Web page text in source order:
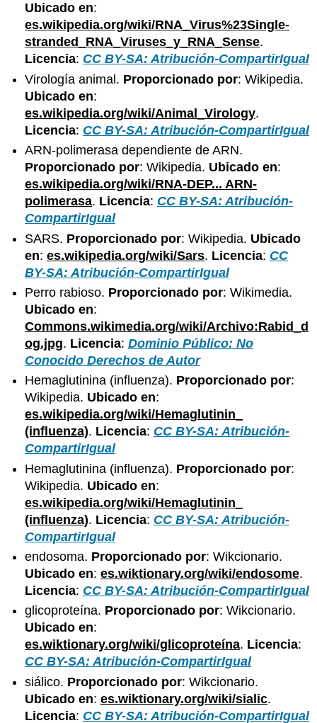
Ubicado en:
es.wikipedia.org/wiki/RNA_Virus%23Single-
stranded_RNA_Viruses_y_RNA_Sense.
Licencia: CC BY-SA: Atribución-CompartirIgual
Virología animal. Proporcionado por: Wikipedia.
Ubicado en:
es.wikipedia.org/wiki/Animal_Virology.
Licencia: CC BY-SA: Atribución-CompartirIgual
ARN-polimerasa dependiente de ARN.
Proporcionado por: Wikipedia. Ubicado en:
es.wikipedia.org/wiki/RNA-DEP... ARN-
polimerasa. Licencia: CC BY-SA: Atribución-
CompartirIgual
SARS. Proporcionado por: Wikipedia. Ubicado
en:es.wikipedia.org/wiki/Sars. Licencia: CC
BY-SA: Atribución-CompartirIgual
Perro rabioso. Proporcionado por: Wikimedia.
Ubicado en:
Commons.wikimedia.org/wiki/Archivo:Rabid_d
og.jpg. Licencia:Dominio Público: No
Conocido Derechos de Autor
Hemaglutinina (influenza). Proporcionado por:
Wikipedia. Ubicado en:
es.wikipedia.org/wiki/Hemaglutinin_
(influenza). Licencia: CC BY-SA: Atribución-
CompartirIgual
Hemaglutinina (influenza). Proporcionado por:
Wikipedia. Ubicado en:
es.wikipedia.org/wiki/Hemaglutinin_
(influenza). Licencia: CC BY-SA: Atribución-
CompartirIgual
endosoma. Proporcionado por: Wikcionario.
Ubicado en:es.wiktionary.org/wiki/endosome.
Licencia: CC BY-SA: Atribución-CompartirIgual
glicoproteína. Proporcionado por: Wikcionario.
Ubicado en:
es.wiktionary.org/wiki/glicoproteína. Licencia:
CC BY-SA: Atribución-CompartirIgual
siálico. Proporcionado por: Wikcionario.
Ubicado en:es.wiktionary.org/wiki/sialic.
Licencia: CC BY-SA: Atribución-CompartirIgual